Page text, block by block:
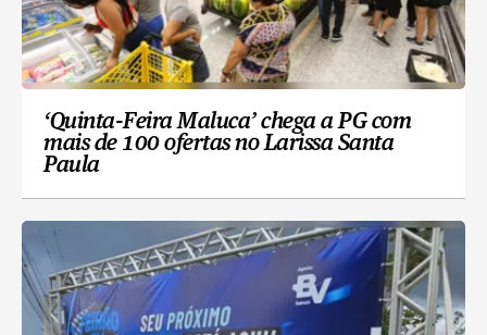
‘Quinta-Feira Maluca’ chega a PG com
mais de 100 ofertas no Larissa Santa
Paula